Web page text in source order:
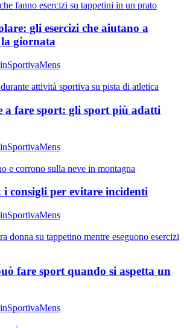
gli esercizi che aiutano a
la giornata
a fare sport: gli sport più adatti
i consigli per evitare incidenti
fare sport quando si aspetta un